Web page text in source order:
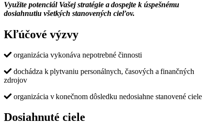
Využite potenciál Vašej stratégie a dospejte k úspešnému
dosiahnutiu všetkých stanovených cieľov.
Kľúčové výzvy
organizácia vykonáva nepotrebné činnosti
dochádza k plytvaniu personálnych, časových a finančných
zdrojov
organizácia v konečnom dôsledku nedosiahne stanovené ciele
Dosiahnuté ciele